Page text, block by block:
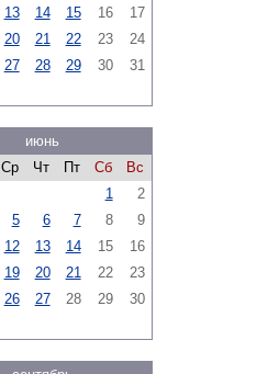
13 14 15 16
17
20 21 22 23
24
27 28 29 30 31
июнь
Ср Чт Пт Сб
Вс
1
2
5 6 7 8
9
12 13 14 15
16
19 20 21 22
23
26 27 28 29 30